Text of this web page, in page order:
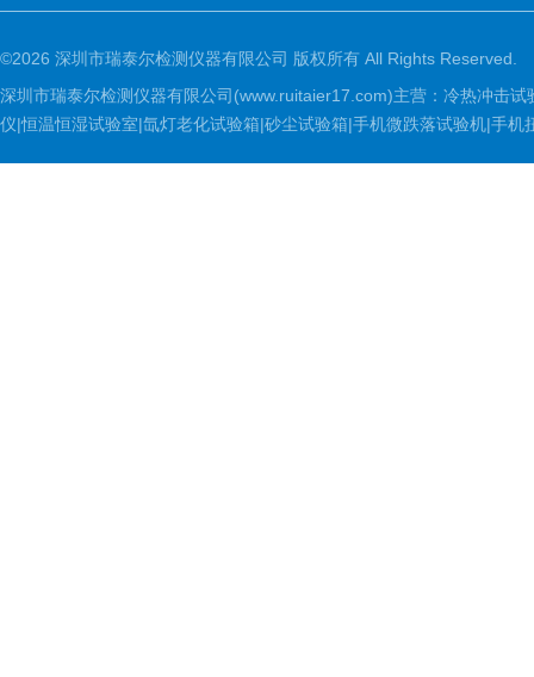
©2026 深圳市瑞泰尔检测仪器有限公司 版权所有 All Rights Reserved.
深圳市瑞泰尔检测仪器有限公司(www.ruitaier17.com)主营：冷热冲击
仪|恒温恒湿试验室|氙灯老化试验箱|砂尘试验箱|手机微跌落试验机|手机